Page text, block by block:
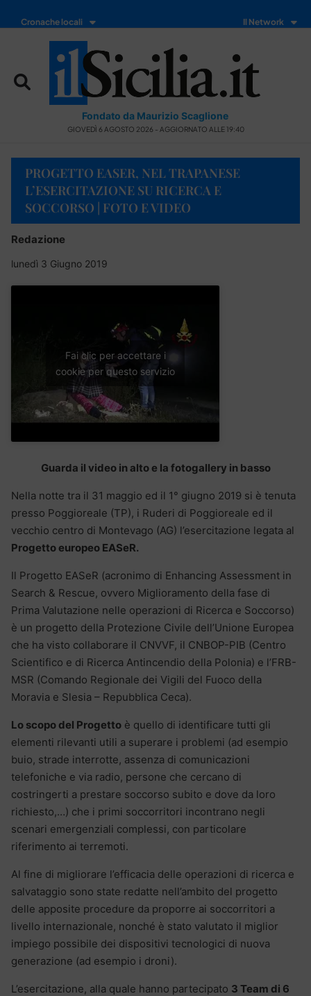
Cronache locali Il Network
Fondato da Maurizio Scaglione
GIOVEDÌ 6 AGOSTO 2026 - AGGIORNATO ALLE 19:40
PROGETTO EASER, NEL TRAPANESE
L’ESERCITAZIONE SU RICERCA E
SOCCORSO | FOTO E VIDEO
Redazione
lunedì 3 Giugno 2019
Fai clic per accettare i
cookie per questo servizio
Guarda il video in alto e la fotogallery in basso
Nella notte tra il 31 maggio ed il 1° giugno 2019 si è tenuta
presso Poggioreale (TP), i Ruderi di Poggioreale ed il
vecchio centro di Montevago (AG) l’esercitazione legata al
Progetto europeo EASeR.
Il Progetto EASeR (acronimo di Enhancing Assessment in
Search & Rescue, ovvero Miglioramento della fase di
Prima Valutazione nelle operazioni di Ricerca e Soccorso)
è un progetto della Protezione Civile dell’Unione Europea
che ha visto collaborare il CNVVF, il CNBOP-PIB (Centro
Scientifico e di Ricerca Antincendio della Polonia) e l’FRB-
MSR (Comando Regionale dei Vigili del Fuoco della
Moravia e Slesia – Repubblica Ceca).
Lo scopo del Progetto è quello di identificare tutti gli
elementi rilevanti utili a superare i problemi (ad esempio
buio, strade interrotte, assenza di comunicazioni
telefoniche e via radio, persone che cercano di
costringerti a prestare soccorso subito e dove da loro
richiesto,…) che i primi soccorritori incontrano negli
scenari emergenziali complessi, con particolare
riferimento ai terremoti.
Al fine di migliorare l’efficacia delle operazioni di ricerca e
salvataggio sono state redatte nell’ambito del progetto
delle apposite procedure da proporre ai soccorritori a
livello internazionale, nonché è stato valutato il miglior
impiego possibile dei dispositivi tecnologici di nuova
generazione (ad esempio i droni).
L’esercitazione, alla quale hanno partecipato 3 Team di 6